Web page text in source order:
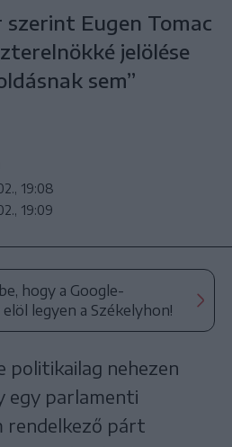
szerint Eugen Tomac
jelölése
sem”
19:08
19:09
hogy a Google-
legyen a Székelyhon!
politikailag nehezen
egy parlamenti
rendelkező párt